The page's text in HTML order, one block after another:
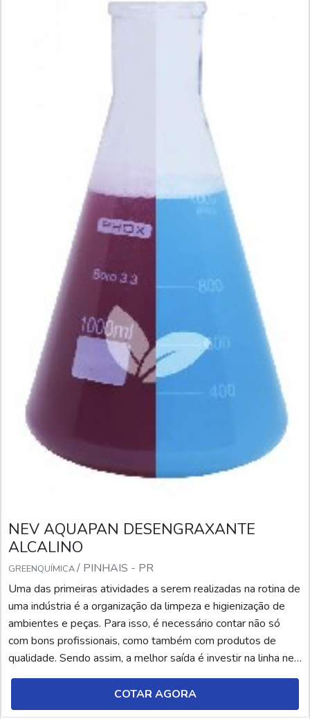
NEV AQUAPAN DESENGRAXANTE
ALCALINO
GREENQUÍMICA/ PINHAIS - PR
Uma das primeiras atividades a serem realizadas na rotina de
uma indústria é a organização da limpeza e higienização de
ambientes e peças. Para isso, é necessário contar não só
com bons profissionais, como também com produtos de
qualidade. Sendo assim, a melhor saída é investir na linha nev
aquapan desengraxante alcalino. A linha nev aquapan é
composta por produtos ideais para a limpeza de peças,
máquinas e pisos, tendo como diferencial...
COTAR AGORA